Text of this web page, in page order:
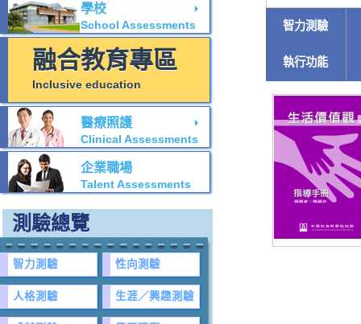
智力測驗
執行功能
學校
School Assessments
融合教育專區
Inclusive education
醫療照護
Clinical Assessments
企業職場
Talent Assessments
測驗總覽
智力測驗 性向測驗
人格測驗 生涯／興趣測驗